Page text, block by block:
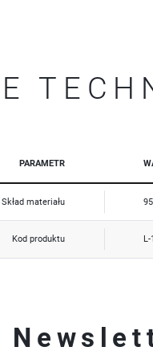
PARAMETR
Skład materiału
Kod produktu